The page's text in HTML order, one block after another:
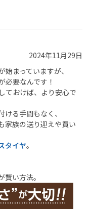
2024年11月29日
始まっていますが、
必要なんです！
ておけば、より安心で
る手間もなく、
家族の送り迎えや買い
タイヤ。
い方法。